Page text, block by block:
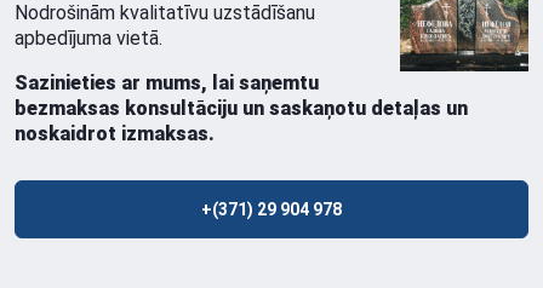
Nodrošinām kvalitatīvu uzstādīšanu
apbedījuma vietā.
Sazinieties ar mums, lai saņemtu
bezmaksas konsultāciju un saskaņotu detaļas un
noskaidrot izmaksas.
+(371) 29 904 978